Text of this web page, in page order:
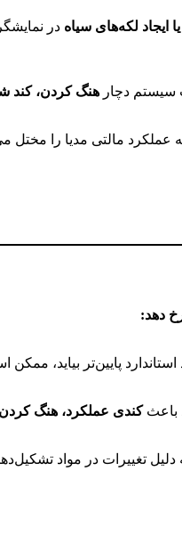
ایجاد لکه‌های سیاه در
سیستم دچار هنگ کردن، کند
عملکرد مالتی مدیا را مختل
دهد:
استاندارد پایین‌تر بیاید،
باعثکندی عملکرد، هنگ کردن